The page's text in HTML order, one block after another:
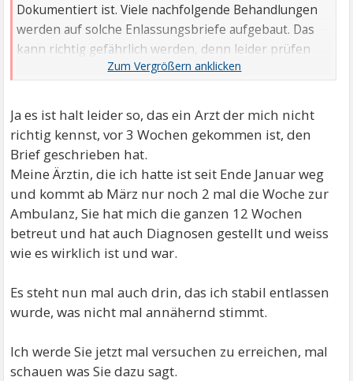
Dokumentiert ist. Viele nachfolgende Behandlungen
werden auf solche Enlassungsbriefe aufgebaut. Das
kann richtig gefährlich werden, denn leider prüfen
manche Ärzte/Therapeuten den Inhalt nicht, sondern
Ja es ist halt leider so, das ein Arzt der mich nicht
richtig kennst, vor 3 Wochen gekommen ist, den
Brief geschrieben hat.
Meine Ärztin, die ich hatte ist seit Ende Januar weg
und kommt ab März nur noch 2 mal die Woche zur
Ambulanz, Sie hat mich die ganzen 12 Wochen
betreut und hat auch Diagnosen gestellt und weiss
wie es wirklich ist und war.
Es steht nun mal auch drin, das ich stabil entlassen
wurde, was nicht mal annähernd stimmt.
Ich werde Sie jetzt mal versuchen zu erreichen, mal
schauen was Sie dazu sagt.